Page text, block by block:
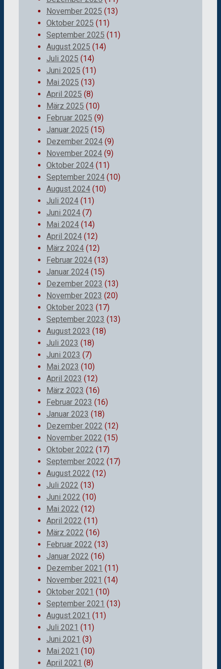
November 2025 (13)
Oktober 2025 (11)
September 2025 (11)
August 2025 (14)
Juli 2025 (14)
Juni 2025 (11)
Mai 2025 (13)
April 2025 (8)
März 2025 (10)
Februar 2025 (9)
Januar 2025 (15)
Dezember 2024 (9)
November 2024 (9)
Oktober 2024 (11)
September 2024 (10)
August 2024 (10)
Juli 2024 (11)
Juni 2024 (7)
Mai 2024 (14)
April 2024 (12)
März 2024 (12)
Februar 2024 (13)
Januar 2024 (15)
Dezember 2023 (13)
November 2023 (20)
Oktober 2023 (17)
September 2023 (13)
August 2023 (18)
Juli 2023 (18)
Juni 2023 (7)
Mai 2023 (10)
April 2023 (12)
März 2023 (16)
Februar 2023 (16)
Januar 2023 (18)
Dezember 2022 (12)
November 2022 (15)
Oktober 2022 (17)
September 2022 (17)
August 2022 (12)
Juli 2022 (13)
Juni 2022 (10)
Mai 2022 (12)
April 2022 (11)
März 2022 (16)
Februar 2022 (13)
Januar 2022 (16)
Dezember 2021 (11)
November 2021 (14)
Oktober 2021 (10)
September 2021 (13)
August 2021 (11)
Juli 2021 (11)
Juni 2021 (3)
Mai 2021 (10)
April 2021 (8)